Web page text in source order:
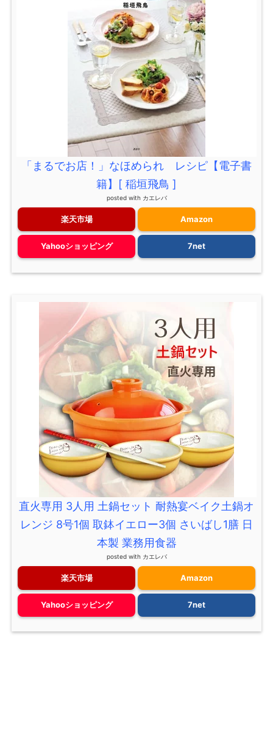
「まるでお店！」なほめられ レシピ【電子書
籍】[ 稲垣飛鳥 ]
posted with カエレバ
楽天市場 Amazon
Yahooショッピング 7net
直火専用 3人用 土鍋セット 耐熱宴ベイク土鍋オ
レンジ 8号1個 取鉢イエロー3個 さいばし1膳 日
本製 業務用食器
posted with カエレバ
楽天市場 Amazon
Yahooショッピング 7net